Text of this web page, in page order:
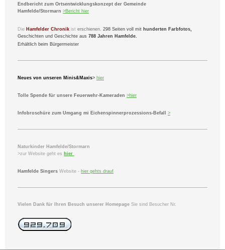
Endbericht zum Ortsentwicklungskonzept der Gemeinde
Hamfelde/Stormarn >Bericht hier
Die Hamfelder Chronik ist erschienen. 298 Seiten voll mit hunderten Farbfotos,
Geschichten und Geschichte aus 788 Jahren Hamfelde.
Erhältlich beim Bürgermeister
Neues von unseren Minis&Maxis> hier
Tolle Spende für unsere Feuerwehr-Kameraden >hier
Infobroschüre zum Umgang mi Eichenspinnerprozessions-Befall >
Naturkinder Hamfelde/Stormarn
>zur Website geht es hier
Hamfelde Singers Website - hier gehts drauf
Vielen Dank für Ihren Besuch unserer Homepage Sie sind Besucher Nr.